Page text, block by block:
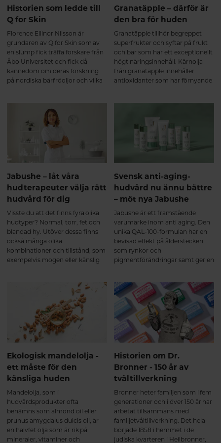
Historien som ledde till
Q for Skin
Florence Ellinor Nilsson är
grundaren av Q for Skin som av
en slump fick träffa forskare från
Åbo Universitet och fick då
kännedom om deras forskning
på nordiska bärfröoljor och vilka
en imponerande resa.
Granatäpple – därför är
den bra för huden
Granatäpple tillhör begreppet
superfrukter och syftar på frukt
och bär som har ett exceptionellt
högt näringsinnehåll. Kärnolja
från granatäpple innehåller
antioxidanter som har förnyande
Jabushe – låt våra
hudterapeuter välja rätt
hudvård för dig
Visste du att det finns fyra olika
hudtyper? Normal, torr, fet och
blandad hy. Utöver dessa finns
också många olika
kombinationer och tillstånd, som
exempelvis mogen eller känslig
Svensk anti-aging-
hudvård nu ännu bättre
– möt nya Jabushe
Jabushe är ett framstående
varumärke inom anti aging. Den
unika QAL-100-formulan har en
bevisad effekt på ålderstecken
som rynkor och
pigmentförändringar samt ger en
bevarat i ”nya” Jabushe som
relanseras i en ny, grönare
kostym med förbättrad doft,
textur och effekt.
Ekologisk mandelolja -
ett måste för den
känsliga huden
Mandelolja, som i
hudvårdsprodukter ofta
benämns som almond oil eller
prunus amygdalus dulcis oil, är
en halvfet olja som är rik på
mineraler, vitaminer och
Historien om Dr.
Bronner - 150 år av
tvåltillverkning
Bronner heter familjen som i fem
generationer och i över 150 år har
arbetat tillsammans med
familjetvåltillverkning. Det hela
började 1858 i hemmet i de
judiska kvarteren i Heilbronner,